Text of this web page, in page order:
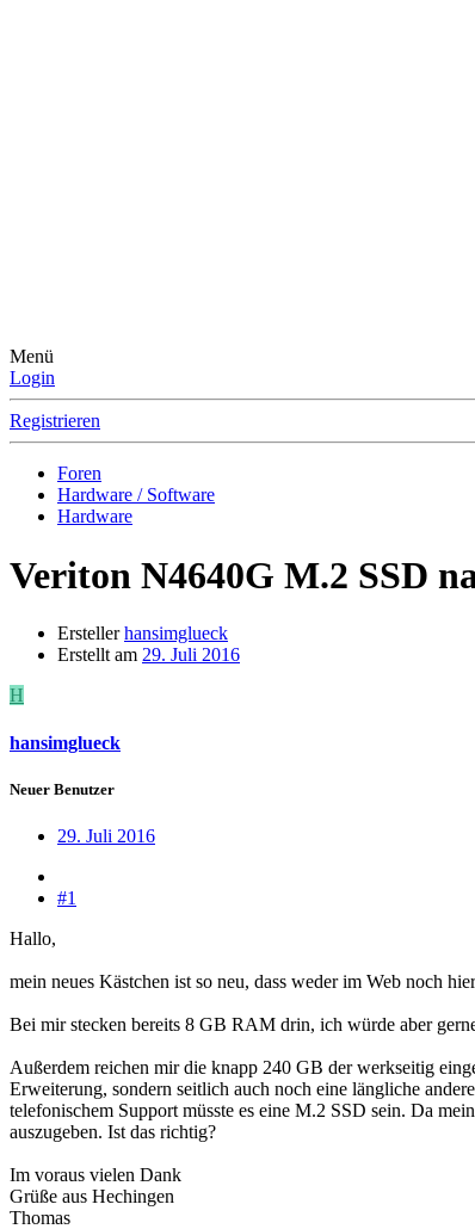
Menü
Login
Registrieren
Foren
Hardware / Software
Hardware
Veriton N4640G M.2 SSD
Ersteller hansimglueck
Erstellt am 29. Juli 2016
H
hansimglueck
Neuer Benutzer
29. Juli 2016
#1
Hallo,
mein neues Kästchen ist so neu, dass weder im Web noch
Bei mir stecken bereits 8 GB RAM drin, ich würde aber
Außerdem reichen mir die knapp 240 GB der werkseitig
Erweiterung, sondern seitlich auch noch eine längliche
telefonischem Support müsste es eine M.2 SSD sein. Da
auszugeben. Ist das richtig?
Im voraus vielen Dank
Grüße aus Hechingen
Thomas